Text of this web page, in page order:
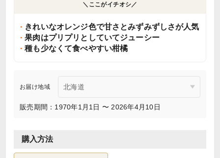
＼ここがイチオシ／
きれいなオレンジ色で甘さとみずみずしさが人気
果肉はプリプリとしていてジューシー
種も少なくて食べやすい柑橘
お届け地域
販売期間：1970年1月1日 〜 2026年4月10日
購入方法